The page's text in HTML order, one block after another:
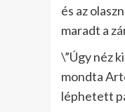
és az
maradt a
\”Úgy néz
mondta
léphetett